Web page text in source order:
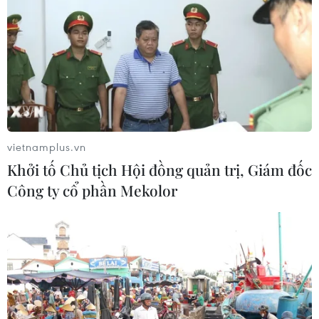
vietnamplus.vn
Khởi tố Chủ tịch Hội đồng quản trị, Giám đốc
Công ty cổ phần Mekolor